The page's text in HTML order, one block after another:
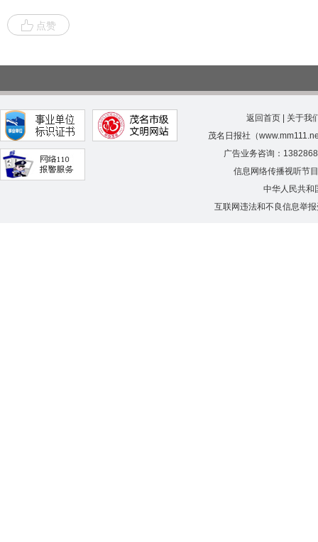
点赞
返回首页
关于我
茂名日报社（
广告业务咨询：
信息网络传播视听节
中华人民共和
互联网违法和不良信息举